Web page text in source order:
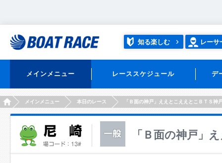
知る楽しむ レーサ
メインメニュー レーススケジュール デ
HOMEメインメニュー 本日のレース 「Ｂ面の神戸」ええとこええとこＢＴＳ神
「Ｂ面の神戸」